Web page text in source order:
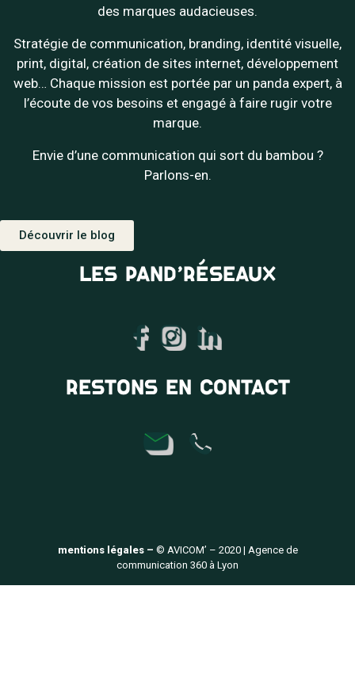
des marques audacieuses.
Stratégie de communication, branding, identité visuelle,
print, digital, création de sites internet, développement
web… Chaque mission est portée par un panda expert, à
l’écoute de vos besoins et engagé à faire rugir votre
marque.
Envie d’une communication qui sort du bambou ?
Parlons-en.
Découvrir le blog
LES PAND’RÉSEAUX
RESTONS EN CONTACT
mentions légales – © AVICOM’ – 2020 | Agence de
communication 360 à Lyon